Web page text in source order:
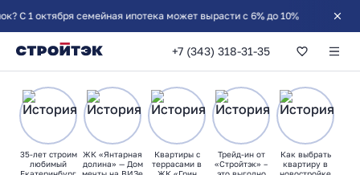
1 октября семейная ипотека может вырасти с 6% до 10%
+7 (343) 318-31-35
35-лет строим
любимый
ЖК «Янтарная
долина» — Дом
Квартиры с
террасами в
Трейд-ин от
«Стройтэк» –
Как выбрать
квартиру в